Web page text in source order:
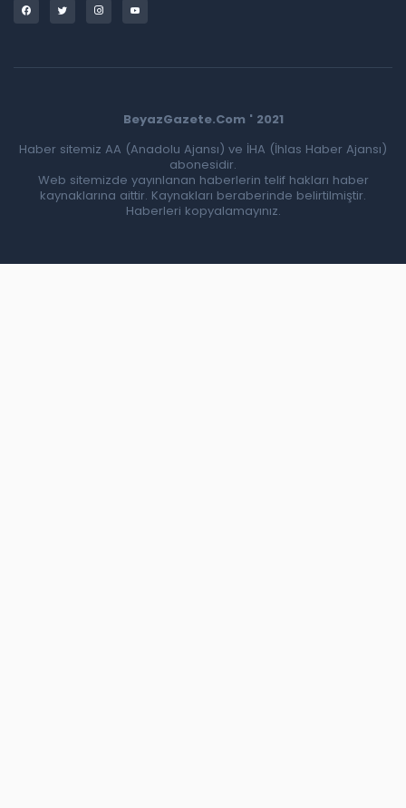
BeyazGazete.Com ' 2021
Haber sitemiz AA (Anadolu Ajansı) ve İHA (İhlas Haber Ajansı)
abonesidir.
Web sitemizde yayınlanan haberlerin telif hakları haber
kaynaklarına aittir. Kaynakları beraberinde belirtilmiştir.
Haberleri kopyalamayınız.